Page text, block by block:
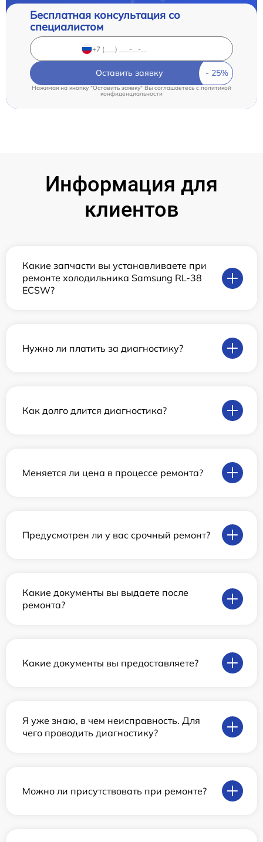
Бесплатная консультация со
специалистом
Оставить заявку
Нажимая на кнопку "Оставить заявку" Вы соглашаетесь c политикой
конфиденциальности
Информация для
клиентов
Какие запчасти вы устанавливаете при
ремонте холодильника Samsung RL-38
ECSW?
Нужно ли платить за диагностику?
Как долго длится диагностика?
Меняется ли цена в процессе ремонта?
Предусмотрен ли у вас срочный ремонт?
Какие документы вы выдаете после
ремонта?
Какие документы вы предоставляете?
Я уже знаю, в чем неисправность. Для
чего проводить диагностику?
Можно ли присутствовать при ремонте?